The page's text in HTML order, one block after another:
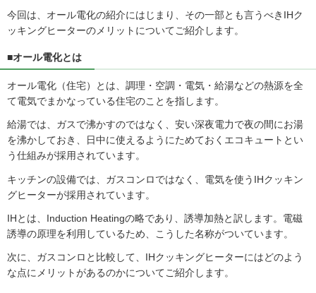
今回は、オール電化の紹介にはじまり、その一部とも言うべきIHク
ッキングヒーターのメリットについてご紹介します。
■オール電化とは
オール電化（住宅）とは、調理・空調・電気・給湯などの熱源を全
て電気でまかなっている住宅のことを指します。
給湯では、ガスで沸かすのではなく、安い深夜電力で夜の間にお湯
を沸かしておき、日中に使えるようにためておくエコキュートとい
う仕組みが採用されています。
キッチンの設備では、ガスコンロではなく、電気を使うIHクッキン
グヒーターが採用されています。
IHとは、Induction Heatingの略であり、誘導加熱と訳します。電磁
誘導の原理を利用しているため、こうした名称がついています。
次に、ガスコンロと比較して、IHクッキングヒーターにはどのよう
な点にメリットがあるのかについてご紹介します。